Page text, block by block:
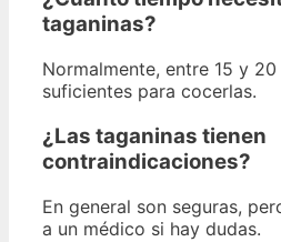
taganinas?
Normalmente, entre 15 y
suficientes para cocerlas.
¿Las taganinas tienen
contraindicaciones?
En general son seguras,
a un médico si hay dudas.